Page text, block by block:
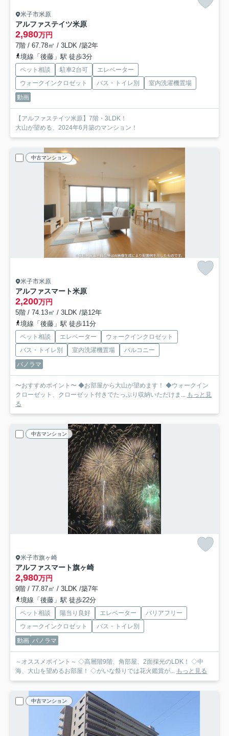
米子市米原
アルファステイツ米原
2,980万円
7階 / 67.78㎡ / 3LDK /築2年
境線「後藤」駅 徒歩3分
ペット相談 駐車2台可
エレベーター
ウォークインクロゼット
バス・トイレ別
室内洗濯機置場
動画
【アルファステイツ米原】7階・3LDK！
大山が望める、2024年6月築のマンション！
中古マンション
米子市米原
アルファスマート米原
2,200万円
5階 / 74.13㎡ / 3LDK /築12年
境線「後藤」駅 徒歩11分
ペット相談 エレベーター
ウォークインクロゼット
バス・トイレ別
室内洗濯機置場
バルコニー
パノラマ
〜おすすめポイント〜 ◆お部屋から大山が望めます！ ◆ウォークイン
クローゼット、クローゼット付きでたっぷり収納いただけま... もっと見
る
中古マンション
米子市旗ヶ崎
アルファスマート旗ヶ崎
2,980万円
9階 / 77.87㎡ / 3LDK /築7年
境線「後藤」駅 徒歩22分
ペット相談 陽当り良好 エレベーター
バリアフリー
ウォークインクロゼット
バス・トイレ別
動画 パノラマ
～オススメポイント～ ◇高層階9階、角部屋、2面採光のLDK！ ◇中
海、大山を望めるお部屋！ ◇がいな祭りでは花火鑑賞が... もっと見る
中古マンション